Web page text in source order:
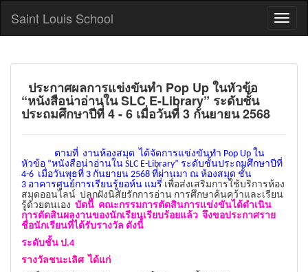
Saint Louis School
ประกาศผลการแข่งขันทำ Pop Up ในหัวข้อ
“หนังสือน่าอ่านใน SLC E-Library” ระดับชั้น
ประถมศึกษาปีที่ 4 - 6 เมื่อวันที่ 3 กันยายน 2568
ตามที่ งานห้องสมุด ได้จัดการแข่งขันทำ Pop Up ใน
หัวข้อ “หนังสือน่าอ่านใน SLC E-Library” ระดับชั้นประถมศึกษาปีที่
4-6 เมื่อวันพุธที่ 3 กันยายน 2568 ที่ผ่านมา ณ ห้องสมุด ชั้น
3 อาคารศูนย์การเรียนรู้ยอห์น แมรี่ เพื่อส่งเสริมการใช้บริการห้อง
สมุดออนไลน์ ปลูกฝังนิสัยรักการอ่าน การศึกษาค้นคว้าและเรียน
รู้ด้วยตนเอง บัดนี้ คณะกรรมการตัดสินการแข่งขันได้ดำเนิน
การตัดสินผลงานของนักเรียนเรียบร้อยแล้ว จึงขอประกาศราย
ชื่อนักเรียนที่ได้รับรางวัล ดังนี้
ระดับชั้น ป.4
รางวัลชนะเลิศ ได้แก่